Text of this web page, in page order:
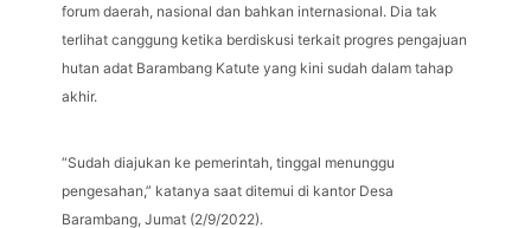
forum daerah, nasional dan bahkan internasional. Dia tak
terlihat canggung ketika berdiskusi terkait progres pengajuan
hutan adat Barambang Katute yang kini sudah dalam tahap
akhir.
“Sudah diajukan ke pemerintah, tinggal menunggu
pengesahan,” katanya saat ditemui di kantor Desa
Barambang, Jumat (2/9/2022).